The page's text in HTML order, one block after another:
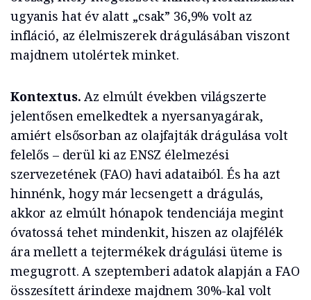
ugyanis hat év alatt „csak” 36,9% volt az
infláció, az élelmiszerek drágulásában viszont
majdnem utolértek minket.
Kontextus.Az elmúlt években világszerte
jelentősen emelkedtek a nyersanyagárak,
amiért elsősorban az olajfajták drágulása volt
felelős – derül ki az ENSZ élelmezési
szervezetének (FAO) havi adataiból. És ha azt
hinnénk, hogy már lecsengett a drágulás,
akkor az elmúlt hónapok tendenciája megint
óvatossá tehet mindenkit, hiszen az olajfélék
ára mellett a tejtermékek drágulási üteme is
megugrott. A szeptemberi adatok alapján a FAO
összesített árindexe majdnem 30%-kal volt